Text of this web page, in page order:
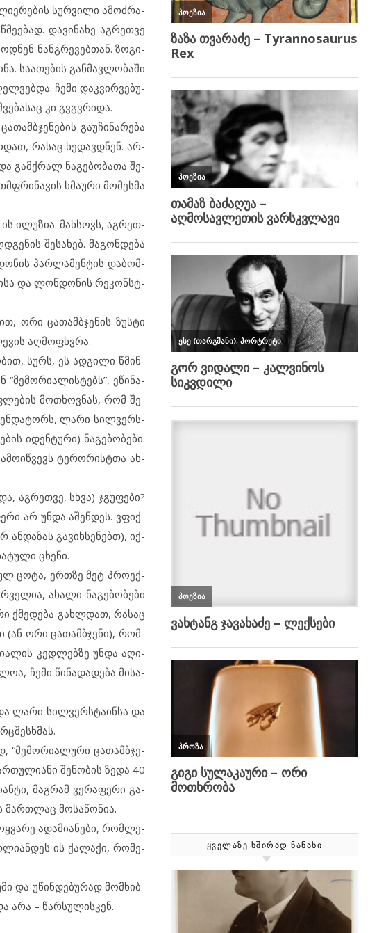
სურ­ვი­ლი ამ­ოძ­რა­
და­ვი­ნა­ხე აგ­რეთ­ვე
ნან­გ­რე­ვებ­თან. ზო­გი­
სა­ა­თე­ბის გან­მავ­ლო­ბა­ში
ჩე­მი დაკ­ვირ­ვე­ბუ­
კი გვგვრი­და.
გა­უ­ჩი­ნა­რე­ბა
რა­საც ხე­დავ­დ­ნენ. არ­
გამ­ქ­რალ ნა­გე­ბო­ბა­თა შე­
ხმა­უ­რი მო­მეს­მა
ილ­უ­ზია. მახ­სოვს, აგ­რეთ­
შე­სა­ხებ. მა­გონ­დე­ბა
პარ­ლა­მენ­ტის და­ბომ­
და ლონ­დო­ნის რე­კონ­ს­ტ­
ორი ცა­თამ­ბ­ჯე­ნის ზუს­ტი
აღ­მოფხ­ვ­რა.
სურს, ეს ად­გი­ლი წმინ­
“მე­მო­რი­ა­ლის­ტებს”, ეწ­ი­ნა­
მოთხოვ­ნას, რომ შე­
ლა­რი სილ­ვერ­ს­
იდ­ენ­ტუ­რი) ნა­გე­ბო­ბე­ბი.
ტე­რო­რის­ტ­თა ახ­
აგ­რეთ­ვე, სხვა) ჯგუ­ფე­ბი?
არ უნ­და აშ­ენ­დეს. ვფიქ­
ან­და­ზას გა­ვიხ­სე­ნებთ), იქ­
ცხე­ნი.
ცო­ტა, ერთ­ზე მეტ პრო­ექ­
ახ­ა­ლი ნა­გე­ბო­ბე­ბი
ქმე­დე­ბა გახ­ლ­დათ, რა­საც
(ან ორი ცა­თამ­ბ­ჯე­ნი), რომ­
კედ­ლებ­ზე უნ­და აღ­ი­
ჩე­მი წი­ნა­და­დე­ბა მი­სა­
ლა­რი სილ­ვერ­ს­ტა­ინ­სა და
“მე­მო­რი­ა­ლუ­რი ცა­თამ­ბ­ჯე­
შე­ნო­ბის ზე­და 40
მაგ­რამ ვე­რა­ფე­რი გა­
მარ­თ­ლაც მო­სა­წო­ნია.
ად­ა­მი­ა­ნე­ბი, რომ­ლე­
ის ქა­ლა­ქი, რო­მე­
და უწ­ინ­დე­ბუ­რად მომ­ხიბ­
არა – წარ­სუ­ლის­კენ.
ᲧᲕᲔᲚᲐᲖᲔ ᲮᲨᲘᲠᲐᲓ ᲜᲐᲜᲐᲮᲘ